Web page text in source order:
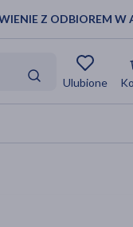
Z ODBIOREM W
Ulubione